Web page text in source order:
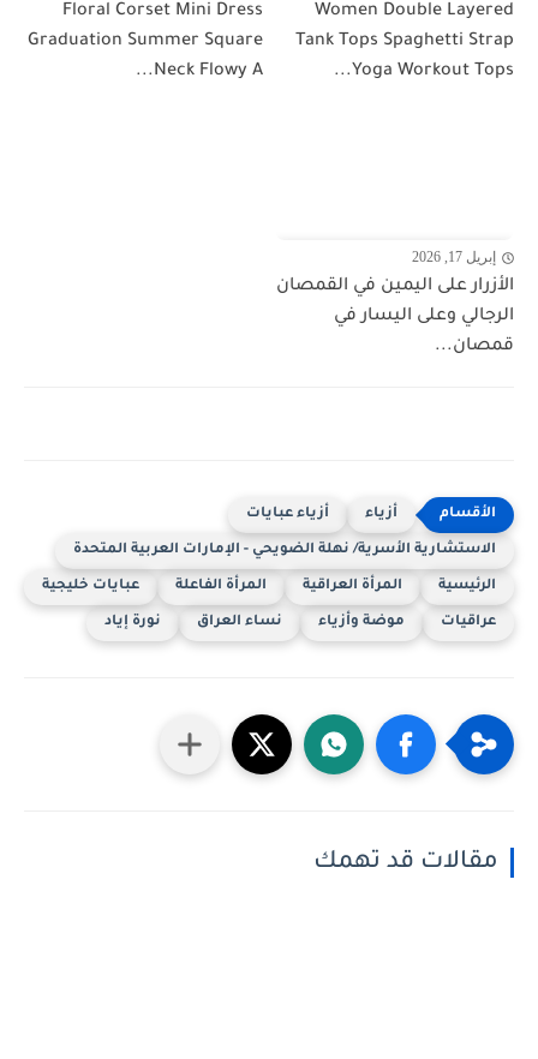
Women Double Layered
Tank Tops Spaghetti Strap
Yoga Workout Tops...
Floral Corset Mini Dress
Graduation Summer Square
Neck Flowy A...
إبريل 17, 2026
الأزرار على اليمين في القمصان
الرجالي وعلى اليسار في
قمصان...
أزياء أزياء عبايات
الاستشارية الأسرية/ نهلة الضويحي - الإمارات العربية المتحدة
الرئيسية المرأة العراقية المرأة الفاعلة عبايات خليجية
عراقيات موضة وأزياء نساء العراق نورة إياد
مقالات قد تهمك